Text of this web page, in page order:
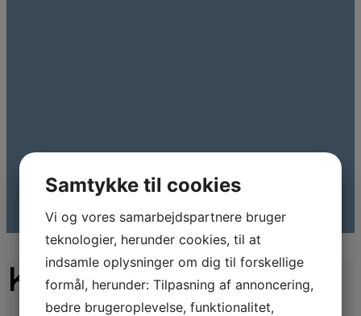
Kontakt os endelig
Samtykke til cookies
Vi og vores samarbejdspartnere bruger
teknologier, herunder cookies, til at
indsamle oplysninger om dig til forskellige
formål, herunder: Tilpasning af annoncering,
bedre brugeroplevelse, funktionalitet,